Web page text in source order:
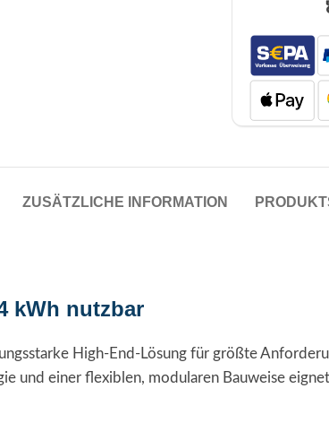
ZUSÄTZLICHE INFORMATION
kWh nutzbar
High-End-Lösung für größte
und einer flexiblen, modularen Bauweise